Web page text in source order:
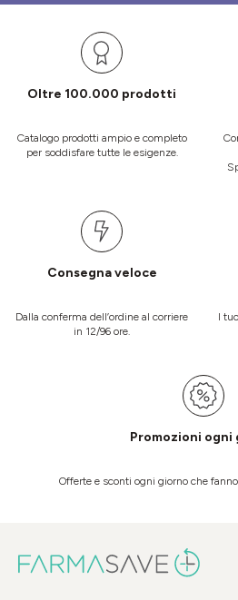
Oltre 100.000 prodotti
Catalogo prodotti ampio e completo
per soddisfare tutte le esigenze.
Consegna veloce
Dalla conferma dell’ordine al corriere
in 12/96 ore.
I
Promozioni ogni
Offerte e sconti ogni giorno che